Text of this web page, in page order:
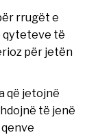
rrugët e
qyteteve të
për jetën
që jetojnë
të jenë